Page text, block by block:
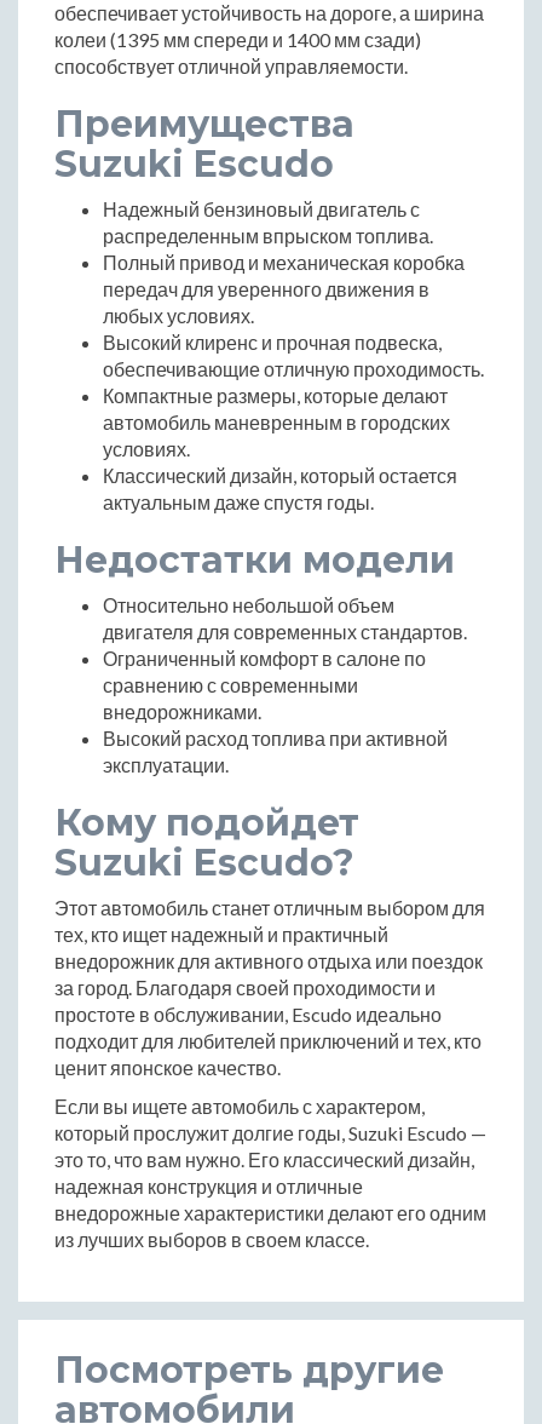
обеспечивает устойчивость на дороге, а ширина
колеи (1395 мм спереди и 1400 мм сзади)
способствует отличной управляемости.
Преимущества
Suzuki Escudo
Надежный бензиновый двигатель с
распределенным впрыском топлива.
Полный привод и механическая коробка
передач для уверенного движения в
любых условиях.
Высокий клиренс и прочная подвеска,
обеспечивающие отличную проходимость.
Компактные размеры, которые делают
автомобиль маневренным в городских
условиях.
Классический дизайн, который остается
актуальным даже спустя годы.
Недостатки модели
Относительно небольшой объем
двигателя для современных стандартов.
Ограниченный комфорт в салоне по
сравнению с современными
внедорожниками.
Высокий расход топлива при активной
эксплуатации.
Кому подойдет
Suzuki Escudo?
Этот автомобиль станет отличным выбором для
тех, кто ищет надежный и практичный
внедорожник для активного отдыха или поездок
за город. Благодаря своей проходимости и
простоте в обслуживании, Escudo идеально
подходит для любителей приключений и тех, кто
ценит японское качество.
Если вы ищете автомобиль с характером,
который прослужит долгие годы, Suzuki Escudo —
это то, что вам нужно. Его классический дизайн,
надежная конструкция и отличные
внедорожные характеристики делают его одним
из лучших выборов в своем классе.
Посмотреть другие
автомобили